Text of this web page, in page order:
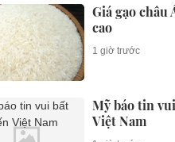
Giá gạo châu
cao
1 giờ trước
Mỹ báo tin
Việt Nam